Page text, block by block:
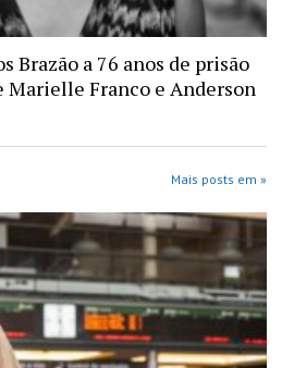
Brazão a 76 anos de prisão
Marielle Franco e Anderson
Mais posts em »